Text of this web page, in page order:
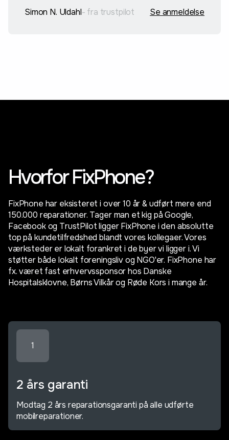
Simon N. Uldahl- fra trustpilot Se anmeldelse
Hvorfor FixPhone?
FixPhone har eksisteret i over 10 år & udført mere end
150.000 reparationer. Tager man et kig på Google,
Facebook og TrustPilot ligger FixPhone i den absolutte
top på kundetilfredshed blandt vores kollegaer. Vores
værksteder er lokalt forankret i de byer vi ligger i. Vi
støtter både lokalt foreningsliv og NGO'er. FixPhone har
fx. været fast erhvervssponsor hos Danske
Hospitalsklovne, Børns Vilkår og Røde Kors i mange år.
1
2 års garanti
Modtag 2 års reparationsgaranti på alle udførte
mobilreparationer.